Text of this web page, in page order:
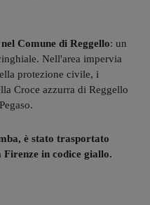
Comune di Reggello: un
Nell'area impervia
protezione civile, i
Croce azzurra di Reggello
è stato trasportato
Firenze in codice giallo.